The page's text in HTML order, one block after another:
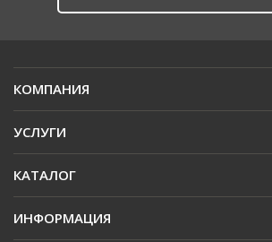
КОМПАНИЯ
УСЛУГИ
КАТАЛОГ
ИНФОРМАЦИЯ